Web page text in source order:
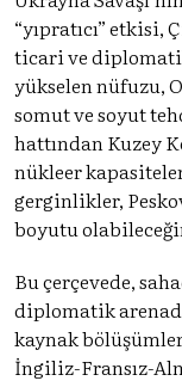
“yıpratıcı” etkisi,
ticari ve
yükselen nüfuzu,
somut ve soyut
hattından Kuzey
nükleer
gerginlikler,
boyutu
Bu çerçevede,
diplomatik
kaynak
İngiliz-Fransız-